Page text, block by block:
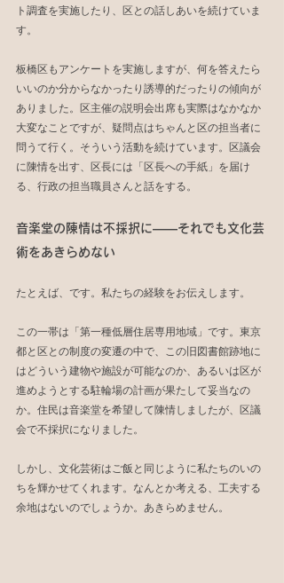
ト調査を実施したり、区との話しあいを続けていま
す。
板橋区もアンケートを実施しますが、何を答えたら
いいのか分からなかったり誘導的だったりの傾向が
ありました。区主催の説明会出席も実際はなかなか
大変なことですが、疑問点はちゃんと区の担当者に
問うて行く。そういう活動を続けています。区議会
に陳情を出す、区長には「区長への手紙」を届け
る、行政の担当職員さんと話をする。
音楽堂の陳情は不採択に――それでも文化芸
術をあきらめない
たとえば、です。私たちの経験をお伝えします。
この一帯は「第一種低層住居専用地域」です。東京
都と区との制度の変遷の中で、この旧図書館跡地に
はどういう建物や施設が可能なのか、あるいは区が
進めようとする駐輪場の計画が果たして妥当なの
か。住民は音楽堂を希望して陳情しましたが、区議
会で不採択になりました。
しかし、文化芸術はご飯と同じように私たちのいの
ちを輝かせてくれます。なんとか考える、工夫する
余地はないのでしょうか。あきらめません。